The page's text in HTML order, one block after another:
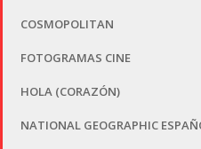
COSMOPOLITAN
FOTOGRAMAS CINE
HOLA (CORAZÓN)
NATIONAL GEOGRAPHIC